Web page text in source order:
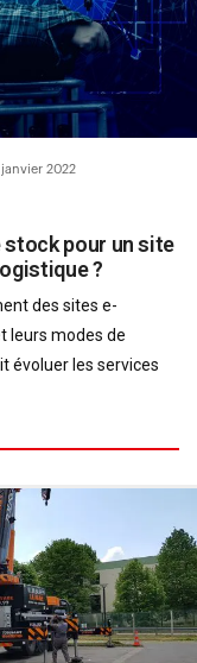
pour un site
?
janvier 2022
des sites e-
leurs modes de
évoluer les services